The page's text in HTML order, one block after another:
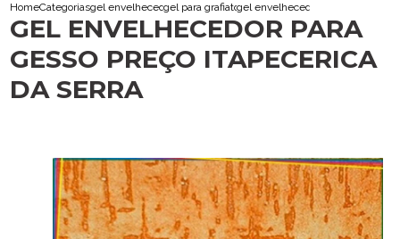
HomeCategoriasgel envelhecedorgel para grafiatogel envelhecedor para gesso
GEL ENVELHECEDOR PARA
GESSO PREÇO ITAPECERICA
DA SERRA